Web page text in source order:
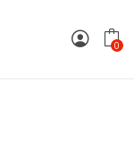
0
e 331139090B Da